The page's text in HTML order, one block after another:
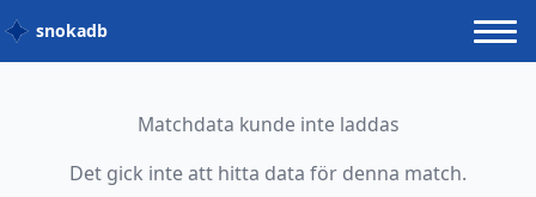
snokadb
Matchdata kunde inte laddas
Det gick inte att hitta data för denna match.